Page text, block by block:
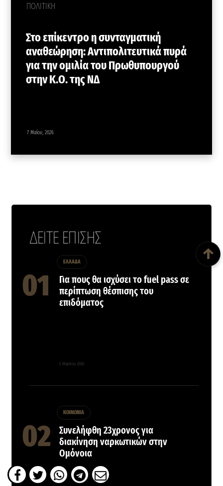
ΠΟΛΙΤΙΚΗ
Στο επίκεντρο η συνταγματική
αναθεώρηση: Αντιπολιτευτικά πυρά
για την ομιλία του Πρωθυπουργού
στην Κ.Ο. της ΝΔ
7 Μαΐου, 2026
ΔΕΙΤΕ ΕΠΙΣΗΣ
ΕΛΛΑΔΑ
Για πους θα ισχύσει το fuel pass σε
περίπτωση θέσπισης του
επιδόματος
5 Μαρτίου, 2026
ΚΟΙΝΩΝΙΑ
Συνελήφθη 23χρονος για
διακίνηση ναρκωτικών στην
Ομόνοια
↑